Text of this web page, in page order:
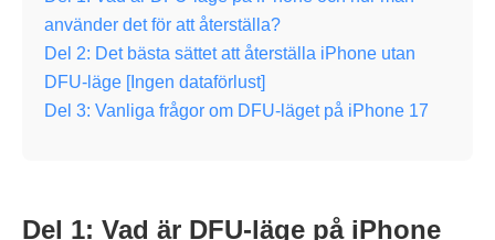
använder det för att återställa?
Del 2: Det bästa sättet att återställa iPhone utan
DFU-läge [Ingen dataförlust]
Del 3: Vanliga frågor om DFU-läget på iPhone 17
Del 1: Vad är DFU-läge på iPhone